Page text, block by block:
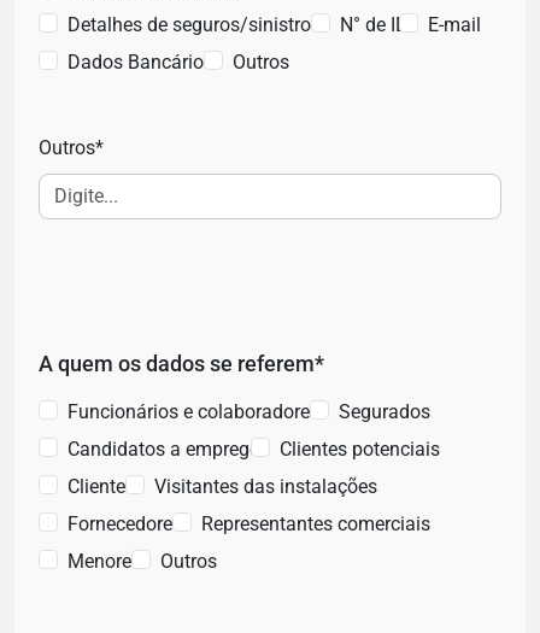
Detalhes de seguros/sinistros
N° de ID
E-mail
Dados Bancários
Outros
Outros*
A quem os dados se referem*
Funcionários e colaboradores
Segurados
Candidatos a emprego
Clientes potenciais
Clientes
Visitantes das instalações
Fornecedores
Representantes comerciais
Menores
Outros